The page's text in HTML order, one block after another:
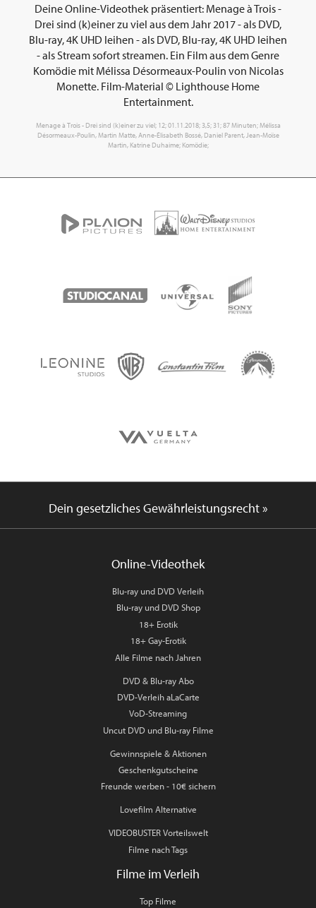
Deine Online-Videothek präsentiert: Menage à Trois -
Drei sind (k)einer zu viel aus dem Jahr 2017 - als DVD,
Blu-ray, 4K UHD leihen - als DVD, Blu-ray, 4K UHD leihen
- als Stream sofort streamen. Ein Film aus dem Genre
Komödie mit Mélissa Désormeaux-Poulin von Nicolas
Monette. Film-Material © Lighthouse Home
Entertainment.
Menage à Trois - Drei sind (k)einer zu viel; 12; 01.11.2018; 3,5; 31; 87 Minuten; Mélissa
Désormeaux-Poulin, Martin Matte, Anne-Élisabeth Bossé, Daniel Parent, Jean-Moïse
Martin, Katrine Duhaime; Komödie;
Dein gesetzliches Gewährleistungsrecht »
Online-Videothek
Blu-ray und DVD Verleih
Blu-ray und DVD Shop
18+ Erotik
18+ Gay-Erotik
Alle Filme nach Jahren
DVD & Blu-ray Abo
DVD-Verleih aLaCarte
VoD-Streaming
Uncut DVD und Blu-ray Filme
Gewinnspiele & Aktionen
Geschenkgutscheine
Freunde werben - 10€ sichern
Lovefilm Alternative
VIDEOBUSTER Vorteilswelt
Filme nach Tags
Filme im Verleih
Top Filme